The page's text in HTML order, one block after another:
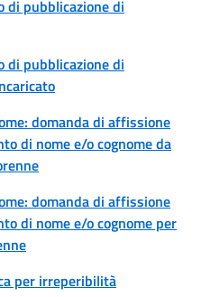
di pubblicazione di
di pubblicazione di
domanda di affissione
di nome e/o cognome da
domanda di affissione
di nome e/o cognome per
per irreperibilità